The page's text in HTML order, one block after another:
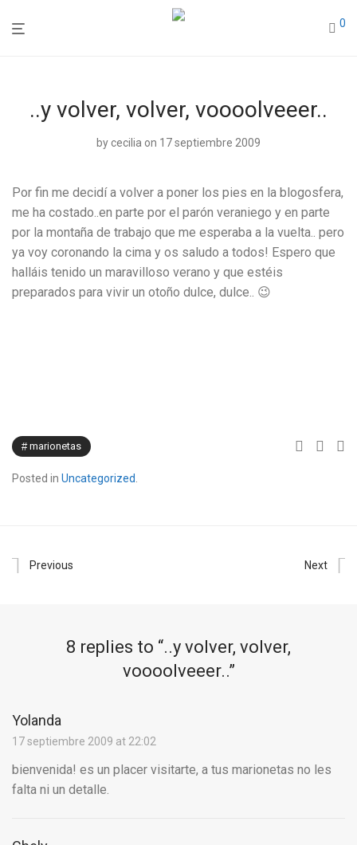
0
..y volver, volver, voooolveeer..
bycecilia on 17 septiembre 2009
Por fin me decidí a volver a poner los pies en la blogosfera,
me ha costado..en parte por el parón veraniego y en parte
por la montaña de trabajo que me esperaba a la vuelta.. pero
ya voy coronando la cima y os saludo a todos! Espero que
halláis tenido un maravilloso verano y que estéis
preparados para vivir un otoño dulce, dulce.. 😉
marionetas
Posted in Uncategorized
Previous Next
8 replies to “..y volver, volver,
voooolveeer..”
Yolanda
17 septiembre 2009 at 22:02
bienvenida! es un placer visitarte, a tus marionetas no les
falta ni un detalle.